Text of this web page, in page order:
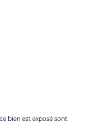
bien est exposé sont